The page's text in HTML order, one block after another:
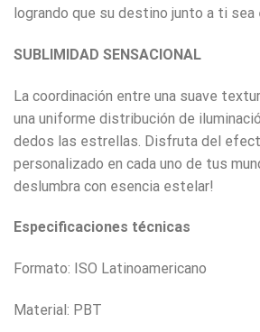
logrando que su destino junto a ti sea
SUBLIMIDAD SENSACIONAL
La coordinación entre una suave
una uniforme distribución de
dedos las estrellas. Disfruta del
personalizado en cada uno de tus
deslumbra con esencia estelar!
Especificaciones técnicas
Formato: ISO Latinoamericano
Material: PBT